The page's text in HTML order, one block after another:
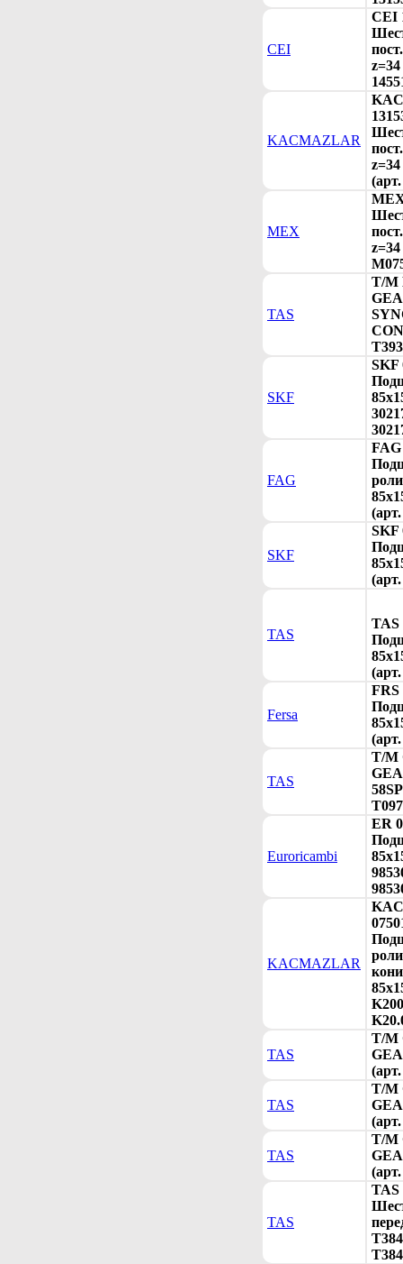
CEI
CEI
z=34
KACMAZLAR
MEX
TAS
T/M
SKF
SKF
FAG
FAG
SKF
SKF
TAS
TAS
Fersa
FRS
TAS
T/M
Euroricambi
ER
KACMAZLAR
TAS
T/M
TAS
T/M
TAS
T/M
TAS
TAS